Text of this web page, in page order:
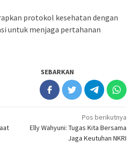
protokol kesehatan dengan
untuk menjaga pertahanan
SEBARKAN
Pos berikutnya
Elly Wahyuni: Tugas Kita Bersama
Jaga Keutuhan NKRI